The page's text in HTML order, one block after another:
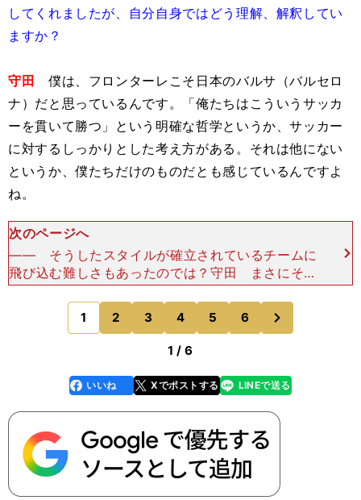
してくれましたが、自分自身ではどう理解、解釈してい
ますか？
守田
僕は、フロンターレこそ日本のバルサ（バルセロ
ナ）だと思っているんです。「俺たちはこういうサッカ
ーを貫いて勝つ」という明確な哲学というか、サッカー
に対するしっかりとした考え方がある。それは他にない
というか、僕たちだけのものだとも感じているんですよ
ね。
次のページへ
―― そうしたスタイルが確立されているチームに
飛び込む難しさもあったのでは？守田 まさにその
とおりで、最初は大変でした（苦笑）。キャンプの
ときはもう、自分のよさが消えてしまっているよう
な気がして、本当
1 2 3 4 5 6
のページへ
1 / 6
faceboo
k
いいね Xでポストする
line LINEで送る